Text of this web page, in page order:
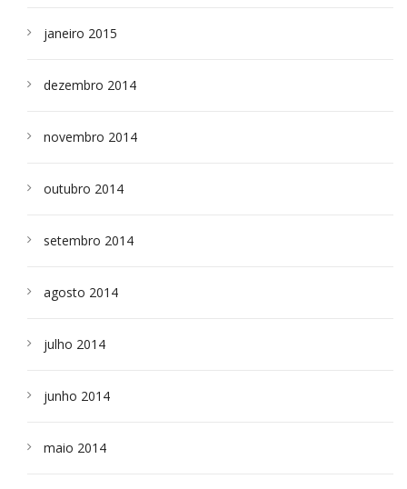
janeiro 2015
dezembro 2014
novembro 2014
outubro 2014
setembro 2014
agosto 2014
julho 2014
junho 2014
maio 2014